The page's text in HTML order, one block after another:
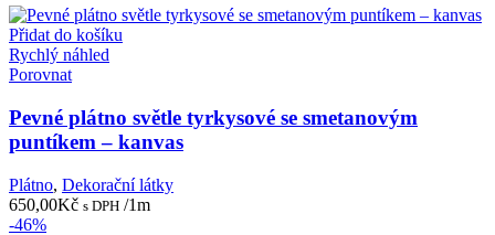
Přidat do košíku
Rychlý náhled
Porovnat
Pevné plátno světle tyrkysové se smetanovým
puntíkem – kanvas
Plátno, Dekorační látky
650,00Kč s DPH /1m
-46%